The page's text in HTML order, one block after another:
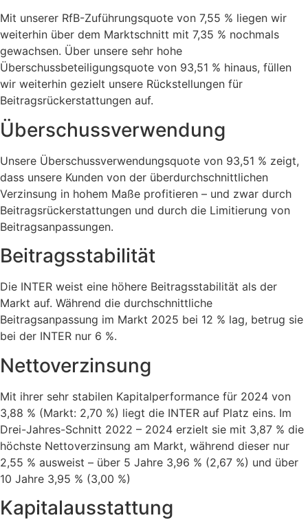
Mit unserer RfB-Zuführungsquote von 7,55 % liegen wir
weiterhin über dem Marktschnitt mit 7,35 % nochmals
gewachsen. Über unsere sehr hohe
Überschussbeteiligungsquote von 93,51 % hinaus, füllen
wir weiterhin gezielt unsere Rückstellungen für
Beitragsrückerstattungen auf.
Überschussverwendung
Unsere Überschussverwendungsquote von 93,51 % zeigt,
dass unsere Kunden von der überdurchschnittlichen
Verzinsung in hohem Maße profitieren – und zwar durch
Beitragsrückerstattungen und durch die Limitierung von
Beitragsanpassungen.
Beitragsstabilität
Die INTER weist eine höhere Beitragsstabilität als der
Markt auf. Während die durchschnittliche
Beitragsanpassung im Markt 2025 bei 12 % lag, betrug sie
bei der INTER nur 6 %.
Nettoverzinsung
Mit ihrer sehr stabilen Kapitalperformance für 2024 von
3,88 % (Markt: 2,70 %) liegt die INTER auf Platz eins. Im
Drei-Jahres-Schnitt 2022 – 2024 erzielt sie mit 3,87 % die
höchste Nettoverzinsung am Markt, während dieser nur
2,55 % ausweist – über 5 Jahre 3,96 % (2,67 %) und über
10 Jahre 3,95 % (3,00 %)
Kapitalausstattung